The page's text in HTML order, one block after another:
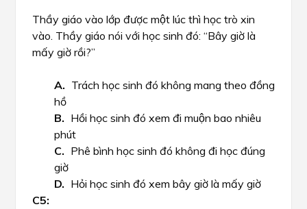
Thầy giáo vào lớp được một lúc thì học trò xin
vào. Thầy giáo nói với học sinh đó: “Bây giờ là
mấy giờ rồi?”
Trách học sinh đó không mang theo đồng
hồ
Hồi học sinh đó xem đi muộn bao nhiêu
phút
Phê bình học sinh đó không đi học đúng
giờ
Hỏi học sinh đó xem bây giờ là mấy giờ